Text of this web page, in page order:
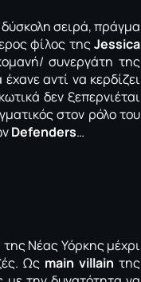
δύσκολη σειρά, πράγμα
φίλος τηςJessica
συνεργάτη της
αντί να κερδίζει
δεν ξεπερνιέται
στον ρόλο του
Defenders…
Νέας Υόρκης μέχρι
Ως main villain της